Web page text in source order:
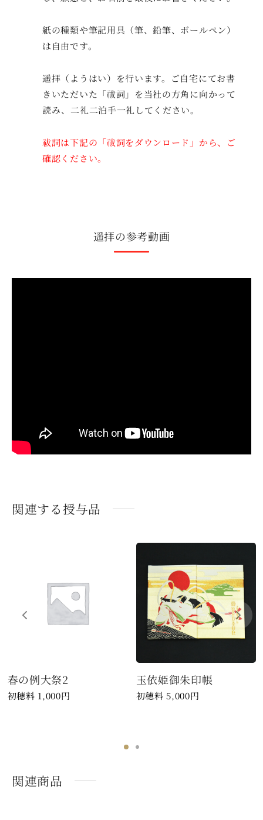
紙の種類や筆記用具（筆、鉛筆、ボールペン）
は自由です。
遥拝（ようはい）を行います。ご自宅にてお書
きいただいた「祓詞」を当社の方角に向かって
読み、二礼二泊手一礼してください。
祓詞は下記の「祓詞をダウンロード」から、ご
確認ください。
遥拝の参考動画
関連する授与品
春の例大祭2
1,000円
玉依姫御朱印帳
5,000円
関連商品